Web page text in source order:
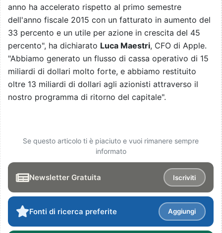
anno ha accelerato rispetto al primo semestre
dell'anno fiscale 2015 con un fatturato in aumento del
33 percento e un utile per azione in crescita del 45
percento", ha dichiarato Luca Maestri, CFO di Apple.
"Abbiamo generato un flusso di cassa operativo di 15
miliardi di dollari molto forte, e abbiamo restituito
oltre 13 miliardi di dollari agli azionisti attraverso il
nostro programma di ritorno del capitale".
Se questo articolo ti è piaciuto e vuoi rimanere sempre
informato
Newsletter Gratuita Iscriviti
Fonti di ricerca preferite Aggiungi